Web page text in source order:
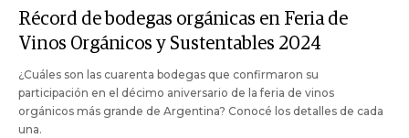
Récord de bodegas orgánicas en Feria de
Vinos Orgánicos y Sustentables 2024
¿Cuáles son las cuarenta bodegas que confirmaron su
participación en el décimo aniversario de la feria de vinos
orgánicos más grande de Argentina? Conocé los detalles de cada
una.